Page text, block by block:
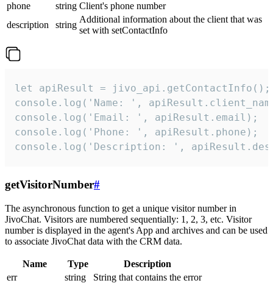
phone
string Client's phone number
description
string
Additional information about the client that was
set with setContactInfo
let apiResult = jivo_api.getContactInfo();
console.log('Name: ',
console.log('Email: ', apiResult.email);
console.log('Phone: ', apiResult.phone);
console.log('Description: ',
getVisitorNumber#
The asynchronous function to get a unique visitor number in
JivoChat. Visitors are numbered sequentially: 1, 2, 3, etc. Visitor
number is displayed in the agent's App and archives and can be used
to associate JivoChat data with the CRM data.
Name Type
Description
err
string
String that contains the error